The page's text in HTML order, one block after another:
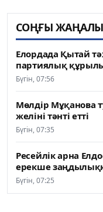
СОҢҒЫ
Елордада Қытай
партиялық
Бүгін, 07:56
Мөлдір Мұқанова
желіні тәнті етті
Бүгін, 07:35
Ресейлік арна
ерекше
Бүгін, 07:25